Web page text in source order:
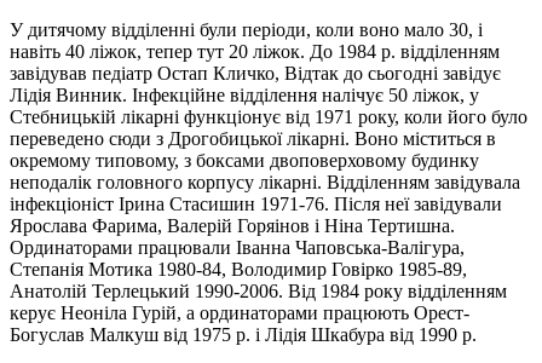
У дитячому відділенні були періоди, коли воно мало 30, і
навіть 40 ліжок, тепер тут 20 ліжок. До 1984 р. відділенням
завідував педіатр Остап Кличко, Відтак до сьогодні завідує
Лідія Винник. Інфекційне відділення налічує 50 ліжок, у
Стебницькій лікарні функціонує від 1971 року, коли його було
переведено сюди з Дрогобицької лікарні. Воно міститься в
окремому типовому, з боксами двоповерховому будинку
неподалік головного корпусу лікарні. Відділенням завідувала
інфекціоніст Ірина Стасишин 1971-76. Після неї завідували
Ярослава Фарима, Валерій Горяінов і Hіна Тертишна.
Ординаторами працювали Іванна Чаповська-Валігура,
Степанія Мотика 1980-84, Володимир Говірко 1985-89,
Анатолій Терлецький 1990-2006. Від 1984 року відділенням
керує Неоніла Гурій, а ординаторами працюють Орест-
Богуслав Малкуш від 1975 р. і Лідія Шкабура від 1990 р.